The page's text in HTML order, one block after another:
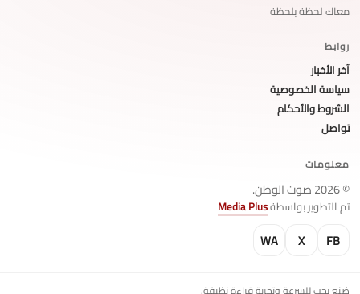
معاك لحظة بلحظة
روابط
آخر الأخبار
سياسة الخصوصية
الشروط والأحكام
تواصل
معلومات
© 2026 صوت الوطن.
تم التطوير بواسطةMedia Plus
FB
X
WA